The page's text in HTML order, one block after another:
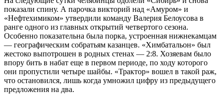
показали спину. А парочка викторий над «Амуром» и
«Нефтехимиком» утвердили команду Валерия Белоусова в
ранге одного из главных открытий четвертого сезона.
Особенно показательна была порка, устроенная нижнекамцам
— географическим собратьям казанцев. «Химбатальон» был
жестоко выпотрошен в родных стенах — 2:8. Хозяевам было
впору бить в набат еще в первом периоде, по ходу которого
они пропустили четыре шайбы. «Трактор» вошел в такой раж,
что остановился, лишь когда умножил цифру из предыдущего
предложения на два.